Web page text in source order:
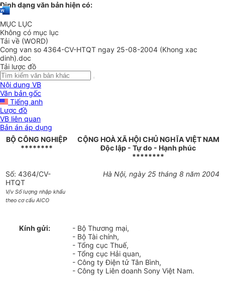
Định dạng văn bản hiện có:
MỤC LỤC
Không có mục lục
Tải về (WORD)
Cong van so 4364-CV-HTQT ngay 25-08-2004 (Khong xac
dinh).doc
Tải lược đồ
Nội dung VB
Văn bản gốc
Tiếng anh
Lược đồ
VB liên quan
Bản án áp dụng
BỘ CÔNG NGHIỆP
********
CỘNG HOÀ XÃ HỘI CHỦ NGHĨA VIỆT NAM
Độc lập - Tự do - Hạnh phúc
********
Số: 4364/CV-
HTQT
V/v Số lượng nhập khẩu
theo cơ cấu AICO
Hà Nội, ngày 25 tháng 8 năm 2004
Kính gửi:
- Bộ Thương mại,
- Bộ Tài chính,
- Tổng cục Thuế,
- Tổng cục Hải quan,
- Công ty Điện tử Tân Bình,
- Công ty Liên doanh Sony Việt Nam.